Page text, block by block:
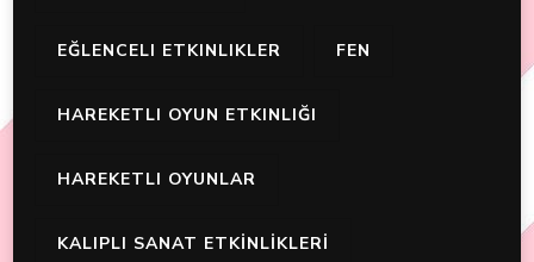
EĞLENCELI ETKINLIKLER FEN
HAREKETLI OYUN ETKINLIĞI
HAREKETLI OYUNLAR
KALIPLI SANAT ETKİNLİKLERİ